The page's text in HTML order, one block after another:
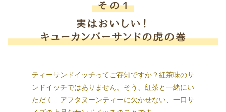
お問い合わせ
ティーサンドイッチってご存知ですか？紅茶味のサ
ンドイッチではありません。そう、紅茶と一緒にい
ただく…アフタヌーンティーに欠かせない、一口サ